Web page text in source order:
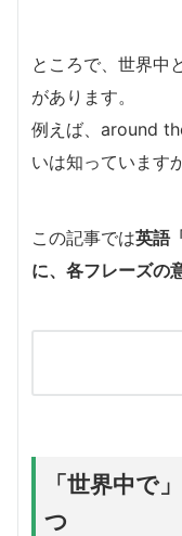
ところで、世界中
があります。
例えば、around
いは知っています
この記事では英語
に、各フレーズの
「世界中で
つ